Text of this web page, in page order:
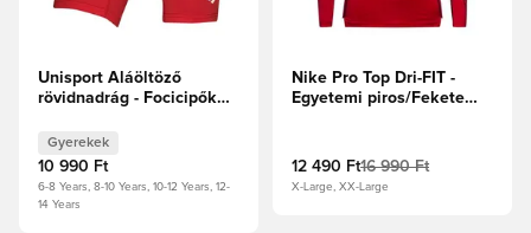
Unisport Aláöltöző
rövidnadrág - Focicipők
Gyerekek
10 990 Ft
6-8 Years, 8-10 Years, 10-12 Years, 12-
14 Years
Nike Pro Top Dri-FIT -
Egyetemi piros/Fekete
12 490 Ft16 990 Ft
X-Large, XX-Large